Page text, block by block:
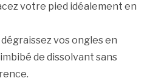
votre pied idéalement en
vos ongles en
de dissolvant sans